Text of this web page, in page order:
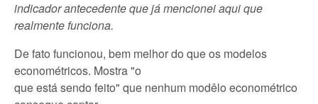
indicador antecedente que já mencionei aqui que
realmente funciona.
De fato funcionou, bem melhor do que os modelos
econométricos. Mostra "o
que está sendo feito" que nenhum modêlo econométrico